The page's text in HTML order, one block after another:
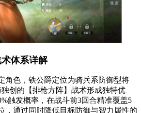
体系详解
角色，铁公爵定位为骑兵系防御型将
创的【排枪方阵】战术形成独特优
触发概率，在战斗前3回合精准覆盖5
，通过同时降低目标防御与智力属性的